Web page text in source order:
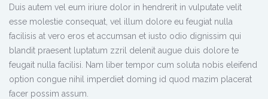
Duis autem vel eum iriure dolor in hendrerit in vulputate velit
esse molestie consequat, vel illum dolore eu feugiat nulla
facilisis at vero eros et accumsan et iusto odio dignissim qui
blandit praesent luptatum zzril delenit augue duis dolore te
feugait nulla facilisi. Nam liber tempor cum soluta nobis eleifend
option congue nihil imperdiet doming id quod mazim placerat
facer possim assum.